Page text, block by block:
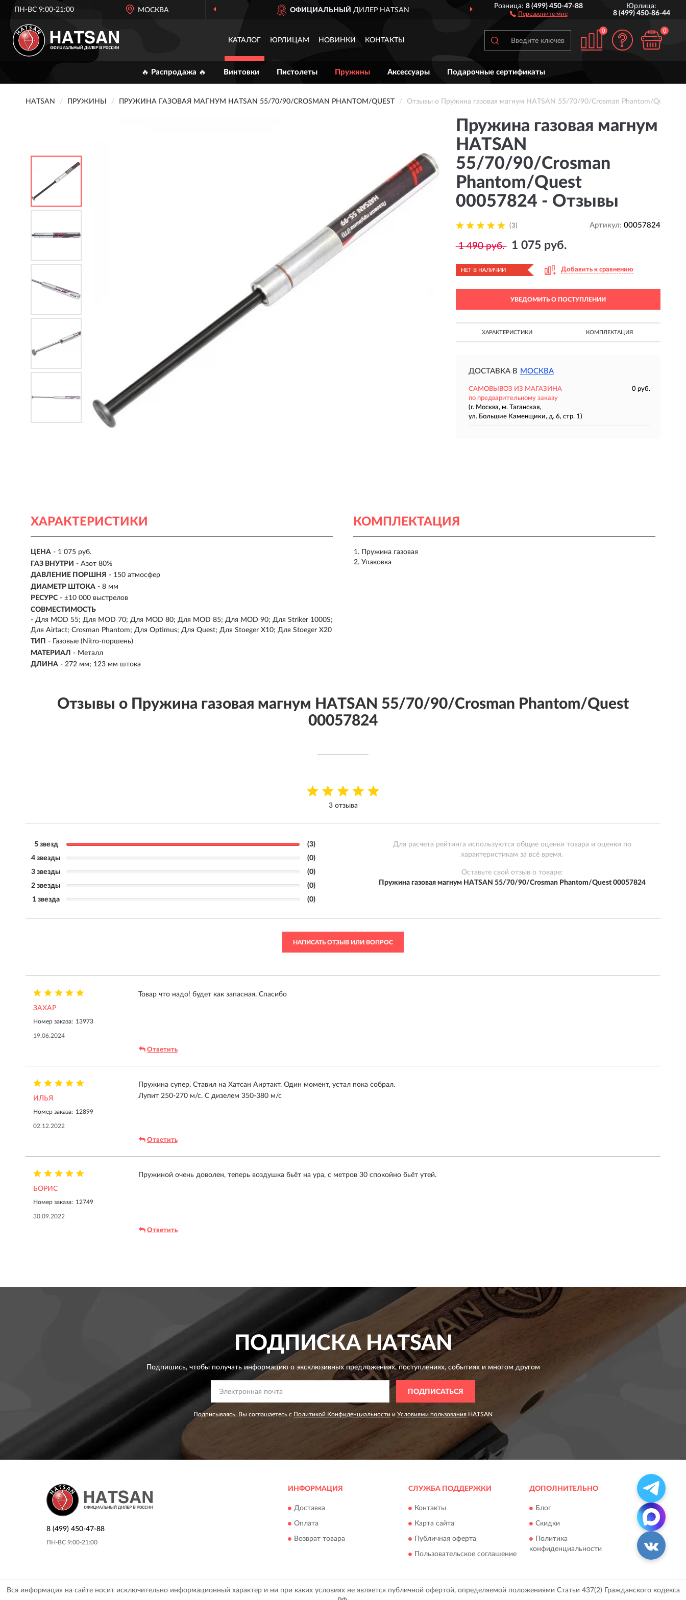
ПН-ВС 9:00-21:00 МОСКВА ОФИЦИАЛЬНЫЙ ДИЛЕР HATSAN ДОСТАВИМ ПО ВСЕЙ РОССИИ
Розница:8 (499) 450-47-88
Перезвоните мне
Юрлица:
8 (499) 450-86-44
КАТАЛОГ ЮРЛИЦАМ НОВИНКИ КОНТАКТЫ
0 0
🔥 Распродажа 🔥 Винтовки Пистолеты Пружины Аксессуары Подарочные сертификаты
HATSAN ПРУЖИНЫ ПРУЖИНА ГАЗОВАЯ МАГНУМ HATSAN 55/70/90/CROSMAN PHANTOM/QUEST Отзывы о Пружина газовая магнум HATSAN 55/70/90/Crosman Phantom/Quest
Пружина газовая магнум
HATSAN
55/70/90/Crosman
Phantom/Quest
00057824 - Отзывы
(3) Артикул: 00057824
1 490 руб. 1 075 руб.
НЕТ В НАЛИЧИИ Добавить к сравнению
УВЕДОМИТЬ О ПОСТУПЛЕНИИ
ХАРАКТЕРИСТИКИ КОМПЛЕКТАЦИЯ
ДОСТАВКА В МОСКВА
САМОВЫВОЗ ИЗ МАГАЗИНА
0 руб.
по предварительному заказу
(г. Москва, м. Таганская,
ул. Большие Каменщики, д. 6, стр. 1)
ХАРАКТЕРИСТИКИ
ЦЕНА - 1 075 руб.
ГАЗ ВНУТРИ - Азот 80%
ДАВЛЕНИЕ ПОРШНЯ - 150 атмосфер
ДИАМЕТР ШТОКА - 8 мм
РЕСУРС - ±10 000 выстрелов
СОВМЕСТИМОСТЬ
- Для MOD 55; Для MOD 70; Для MOD 80; Для MOD 85; Для MOD 90; Для Striker 1000S;
Для Airtact; Crosman Phantom; Для Optimus; Для Quest; Для Stoeger X10; Для Stoeger X20
ТИП -
Газовые (Nitro-поршень)
МАТЕРИАЛ - Металл
ДЛИНА - 272 мм; 123 мм штока
КОМПЛЕКТАЦИЯ
Пружина газовая
Упаковка
Отзывы о Пружина газовая магнум HATSAN 55/70/90/Crosman Phantom/Quest
00057824
3 отзыва
5 звезд
(3)
4 звезды
(0)
3 звезды
(0)
2 звезды
(0)
1 звезда
(0)
Для расчета рейтинга используются общие оценки товара и оценки по
характеристикам за всё время.
Оставьте свой отзыв о товаре:
Пружина газовая магнум HATSAN 55/70/90/Crosman Phantom/Quest 00057824
НАПИСАТЬ ОТЗЫВ ИЛИ ВОПРОС
ЗАХАР
Номер заказа: 13973
19.06.2024
Товар что надо! будет как запасная. Спасибо
Ответить
ИЛЬЯ
Номер заказа: 12899
02.12.2022
Пружина супер. Ставил на Хатсан Аиртакт. Один момент, устал пока собрал.
Лупит 250-270 м/с. С дизелем 350-380 м/с
Ответить
БОРИС
Номер заказа: 12749
30.09.2022
Пружиной очень доволен, теперь воздушка бьёт на ура, с метров 30 спокойно бьёт утей.
Ответить
ПОДПИСКАHATSAN
Подпишись, чтобы получать информацию о эксклюзивных предложениях,поступлениях, событиях и многом другом
ПОДПИСАТЬСЯ
Подписываясь, Вы соглашаетесь с Политикой Конфиденциальности и Условиями пользования HATSAN
8 (499) 450-47-88
ПН-ВС 9:00-21:00
ИНФОРМАЦИЯ
Доставка
Оплата
Возврат товара
СЛУЖБА ПОДДЕРЖКИ
Контакты
Карта сайта
Публичная оферта
Пользовательское соглашение
ДОПОЛНИТЕЛЬНО
Блог
Скидки
Политика
конфиденциальности
Вся информация на сайте носит исключительно информационный характер и ни при каких условиях не является публичной офертой, определяемой положениями Статьи 437(2) Гражданского кодекса